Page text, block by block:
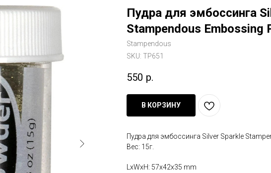
Пудра для эмбоссинга
Stampendous Embossing
Stampendous
SKU: TP651
550 р.
В КОРЗИНУ
Пудра для эмбоссинга Silver Sparkle
Вес: 15г.
LxWxH: 57x42x35 mm